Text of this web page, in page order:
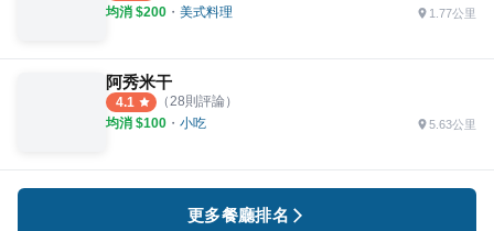
均消 $200 ・ 美式料理 1.77公里
阿秀米干
4.1 （28則評論）
均消 $100 ・ 小吃 5.63公里
更多餐廳排名